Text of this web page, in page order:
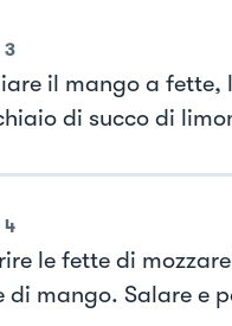
3
il mango a fette,
di succo di
4
le fette di
di mango. Salare e